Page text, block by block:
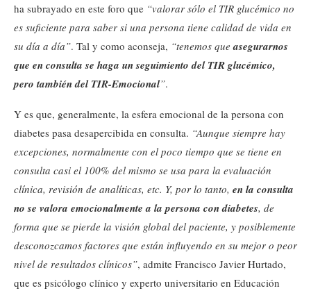
ha subrayado en este foro que “valorar sólo el TIR glucémico no
es suficiente para saber si una persona tiene calidad de vida en
su día a día”. Tal y como aconseja, “tenemos queasegurarnos
que en consulta se haga un seguimiento del TIR glucémico,
pero también del TIR-Emocional”.
Y es que, generalmente, la esfera emocional de la persona con
diabetes pasa desapercibida en consulta. “Aunque siempre hay
excepciones, normalmente con el poco tiempo que se tiene en
consulta casi el 100% del mismo se usa para la evaluación
clínica, revisión de analíticas, etc. Y, por lo tanto, en la consulta
no se valora emocionalmente a la persona con diabetes, de
forma que se pierde la visión global del paciente, y posiblemente
desconozcamos factores que están influyendo en su mejor o peor
nivel de resultados clínicos”, admite Francisco Javier Hurtado,
que es psicólogo clínico y experto universitario en Educación